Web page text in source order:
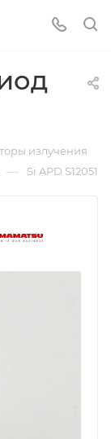
излучения
— Si APD S12051